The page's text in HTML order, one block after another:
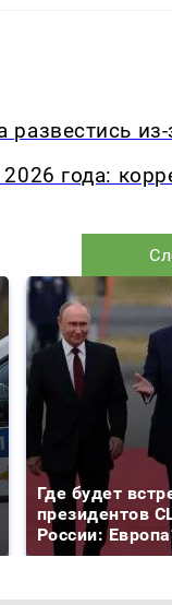
года:
Где будет
президентов
России: